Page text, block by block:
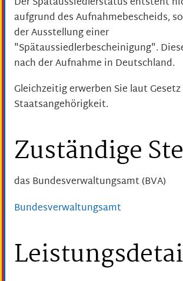
aufgrund des Aufnahmebescheids,
der Ausstellung einer
"Spätaussiedlerbescheinigung".
nach der Aufnahme in Deutschland.
Gleichzeitig erwerben Sie laut
Staatsangehörigkeit.
Zuständige
das Bundesverwaltungsamt (BVA)
Bundesverwaltungsamt